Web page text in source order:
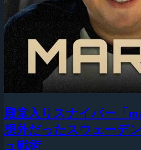
殿堂入りスナイパー「
想外だったスウェーデ
ュ戦術